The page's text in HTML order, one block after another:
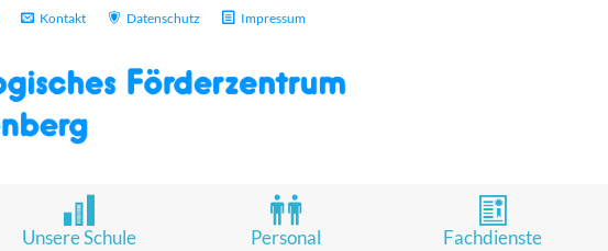
Kontakt Datenschutz Impressum
Unsere Schule Personal Fachdienste